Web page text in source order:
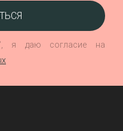
я даю согласие на